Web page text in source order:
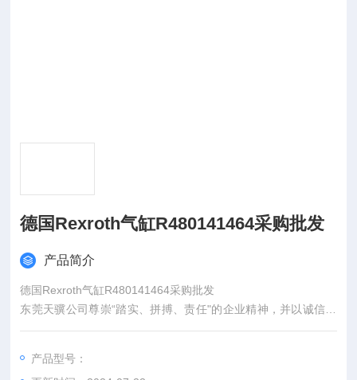
德国Rexroth气缸R480141464采购批发
产品简介
德国Rexroth气缸R480141464采购批发
东莞天骥公司尊崇“踏实、拼搏、责任"的企业精神，并以诚信、
共赢、开创经营理念，创造良好的企业环境，以全新的管理模
户至上 用心服务于客户，坚持用自己的服务去打动客户。
产品型号：